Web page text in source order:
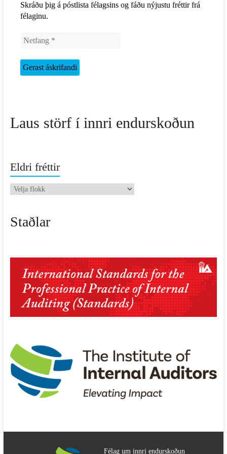
Skráðu þig á póstlista félagsins og fáðu nýjustu fréttir frá
félaginu.
Laus störf í innri endurskoðun
Eldri fréttir
Eldri
Staðlar
Félag um innri endurskoðun